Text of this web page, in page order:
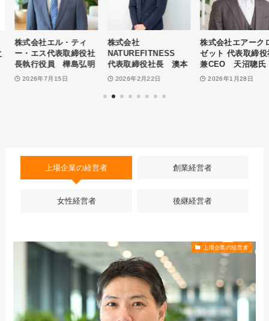
株式会社エル・ティ
ー・エス代表取締役社
長執行役員 樺島弘明
氏 インタビュー
2026年7月15日
株式会社
NATUREFITNESS
代表取締役社長 澳本
伊吹氏 インタビュー
2026年2月22日
株式会社エアークロー
ゼット 代表取締役社長
兼CEO 天沼聰氏 イ
ンタビュー
2026年1月28日
上場企業の経営者 創業経営者
女性経営者 後継経営者
上場企業の経営者